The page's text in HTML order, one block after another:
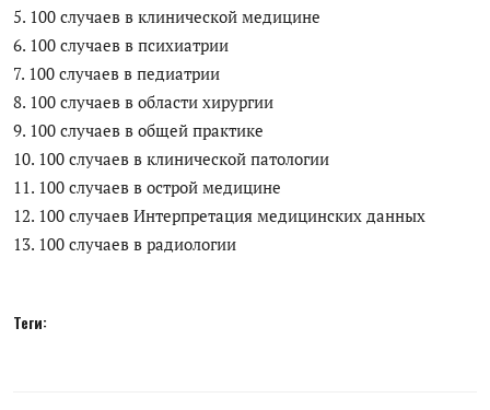
5. 100 случаев в клинической медицине
6. 100 случаев в психиатрии
7. 100 случаев в педиатрии
8. 100 случаев в области хирургии
9. 100 случаев в общей практике
10. 100 случаев в клинической патологии
11. 100 случаев в острой медицине
12. 100 случаев Интерпретация медицинских данных
13. 100 случаев в радиологии
Теги: